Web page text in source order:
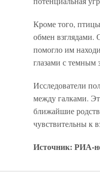
Кроме того,
обмен взглядами.
помогло им
глазами с темным
Исследователи
между галками.
ближайшие
чувствительны к
Источник: РИА-